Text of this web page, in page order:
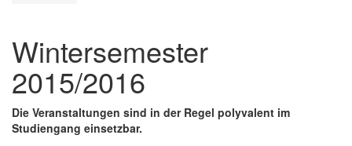
Wintersemester
2015/2016
Die Veranstaltungen sind in der Regel polyvalent im
Studiengang einsetzbar.